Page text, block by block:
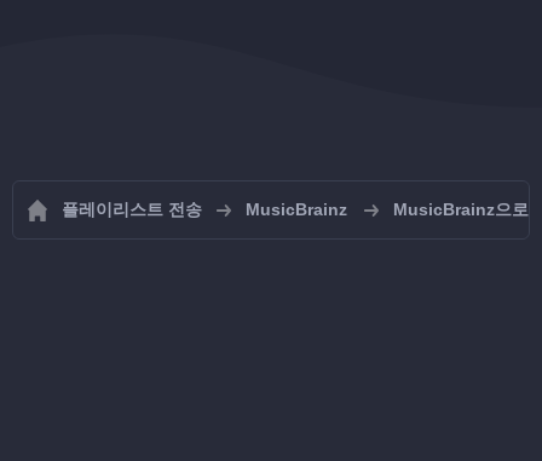
플레이리스트 전송 MusicBrainz MusicBrainz으로